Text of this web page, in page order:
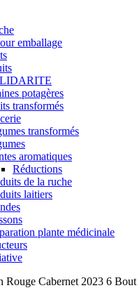
emballage
potagères
transformés
transformés
aromatiques
Réductions
de la ruche
laitiers
plante médicinale
Cabernet 2023 6 Bout